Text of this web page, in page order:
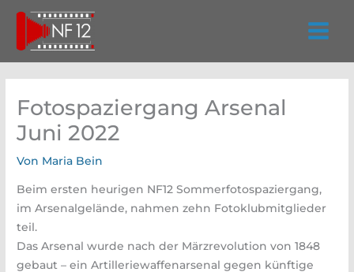
springen
Fotospaziergang Arsenal
Juni 2022
Von Maria Bein
Beim ersten heurigen NF12 Sommerfotospaziergang,
im Arsenalgelände, nahmen zehn Fotoklubmitglieder
teil.
Das Arsenal wurde nach der Märzrevolution von 1848
gebaut – ein Artilleriewaffenarsenal gegen künftige